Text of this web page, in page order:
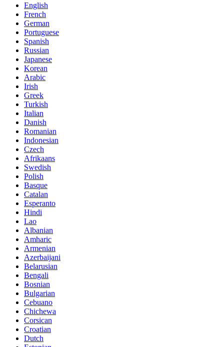
English
French
German
Portuguese
Spanish
Russian
Japanese
Korean
Arabic
Irish
Greek
Turkish
Italian
Danish
Romanian
Indonesian
Czech
Afrikaans
Swedish
Polish
Basque
Catalan
Esperanto
Hindi
Lao
Albanian
Amharic
Armenian
Azerbaijani
Belarusian
Bengali
Bosnian
Bulgarian
Cebuano
Chichewa
Corsican
Croatian
Dutch